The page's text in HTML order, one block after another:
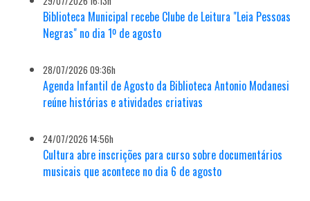
Biblioteca Municipal recebe Clube de Leitura "Leia Pessoas
Negras" no dia 1º de agosto
28/07/2026 09:36h
Agenda Infantil de Agosto da Biblioteca Antonio Modanesi
reúne histórias e atividades criativas
24/07/2026 14:56h
Cultura abre inscrições para curso sobre documentários
musicais que acontece no dia 6 de agosto